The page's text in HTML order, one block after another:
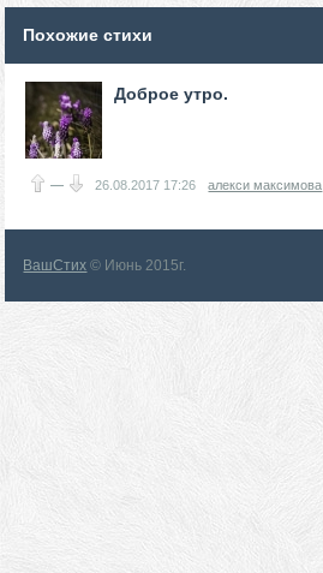
Похожие стихи
Доброе утро.
— 26.08.2017 17:26 алекси максимова
ВашСтих © Июнь 2015г.